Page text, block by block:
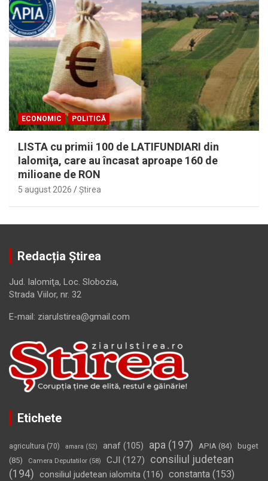
ECONOMIC POLITICĂ
LISTA cu primii 100 de LATIFUNDIARI din
Ialomiţa, care au încasat aproape 160 de
milioane de RON
5 august 2026 Ştirea
Redacția Știrea
Jud. Ialomiţa, Loc. Slobozia,
Strada Viilor, nr. 32
E-mail: ziarulstirea@gmail.com
Etichete
agricultura (70) amara (52) anaf (105) apa (197) APIA (84)
buget
(85)
Camera Deputatilor (58) CJI (127)
consiliul judetean
(194) consiliul judetean ialomita (116) constanta (153)